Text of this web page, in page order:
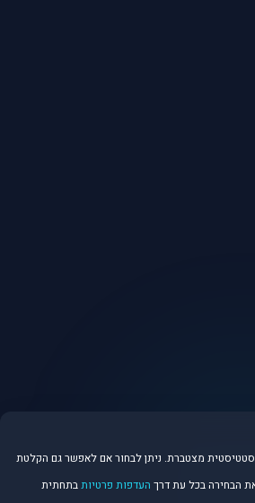
מצטברת. ניתן לבחור אם לאפשר גם הקלטת
הבחירה בכל עת דרך העדפות פרטיותבתחתית